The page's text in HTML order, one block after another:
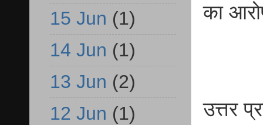
का
उत्तर
15 Jun (1)
14 Jun (1)
13 Jun (2)
12 Jun (1)